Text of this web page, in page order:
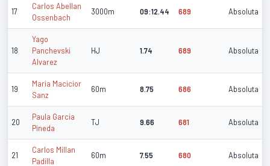
17
Carlos Abellan
Ossenbach
3000m 09:12.44 689 Absoluta
18
Yago
Panchevski
Alvarez
HJ 1.74 689 Absoluta
19
Maria Macicior
Sanz
60m 8.75 686 Absoluta
20
Paula Garcia
Pineda
TJ 9.66 681 Absoluta
21
Carlos Millan
Padilla
60m 7.55 680 Absoluta